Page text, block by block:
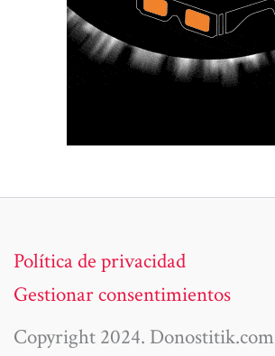
Política de privacidad
Gestionar consentimientos
Copyright 2024. Donostitik.com